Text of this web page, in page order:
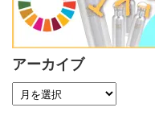
アーカイブ